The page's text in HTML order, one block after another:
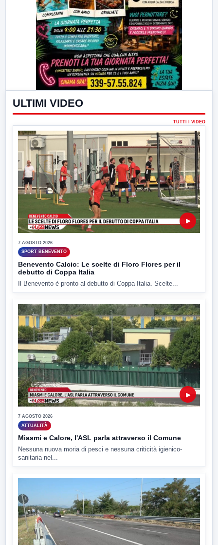
ULTIMI VIDEO
TUTTI I VIDEO
▶
7 AGOSTO 2026
SPORT BENEVENTO
Benevento Calcio: Le scelte di Floro Flores per il
debutto di Coppa Italia
Il Benevento è pronto al debutto di Coppa Italia. Scelte...
▶
7 AGOSTO 2026
ATTUALITÀ
Miasmi e Calore, l'ASL parla attraverso il Comune
Nessuna nuova moria di pesci e nessuna criticità igienico-
sanitaria nel...